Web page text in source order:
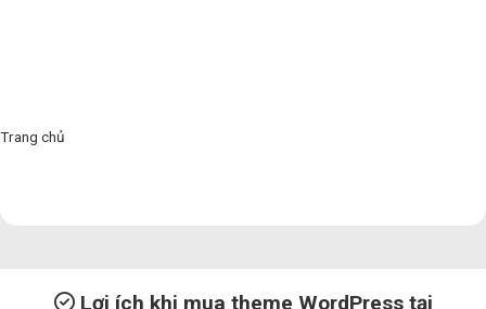
Trang chủ
Lợi ích khi mua theme WordPress tại